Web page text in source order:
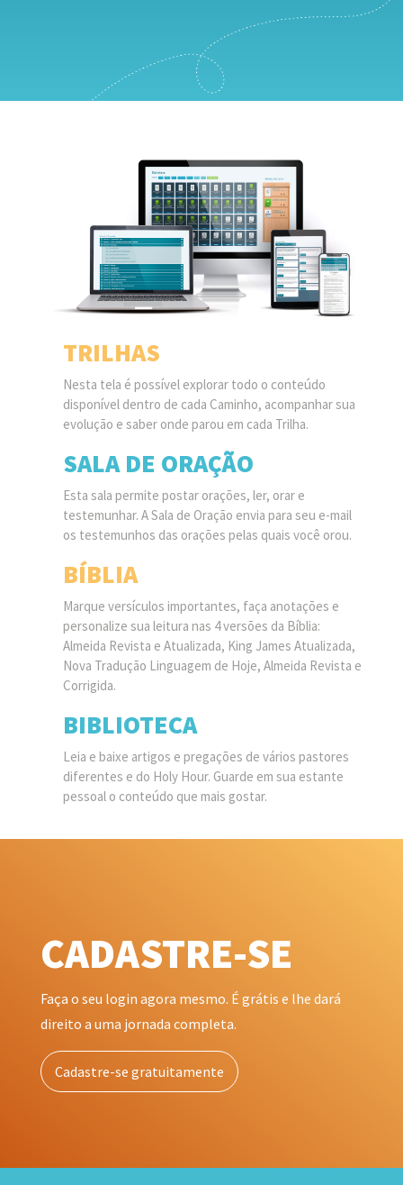
TRILHAS
Nesta tela é possível explorar todo o conteúdo
disponível dentro de cada Caminho, acompanhar sua
evolução e saber onde parou em cada Trilha.
SALA DE ORAÇÃO
Esta sala permite postar orações, ler, orar e
testemunhar. A Sala de Oração envia para seu e-mail
os testemunhos das orações pelas quais você orou.
BÍBLIA
Marque versículos importantes, faça anotações e
personalize sua leitura nas 4 versões da Bíblia:
Almeida Revista e Atualizada, King James Atualizada,
Nova Tradução Linguagem de Hoje, Almeida Revista e
Corrigida.
BIBLIOTECA
Leia e baixe artigos e pregações de vários pastores
diferentes e do Holy Hour. Guarde em sua estante
pessoal o conteúdo que mais gostar.
CADASTRE-SE
Faça o seu login agora mesmo. É grátis e lhe dará
direito a uma jornada completa.
Cadastre-se gratuitamente